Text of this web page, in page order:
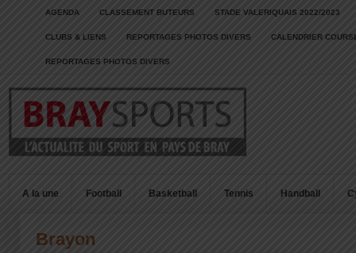
AGENDA CLASSEMENT BUTEURS STADE VALERIQUAIS 2022/2023
CLUBS & LIENS REPORTAGES PHOTOS DIVERS CALENDRIER
REPORTAGES PHOTOS DIVERS
A la une Football Basketball Tennis Handball
Brayon